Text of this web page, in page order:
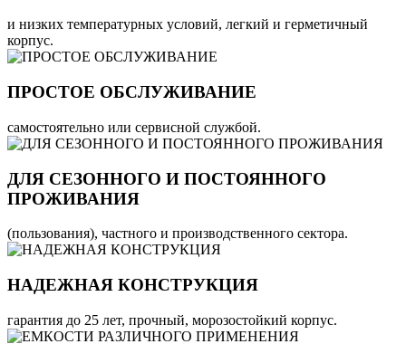
и низких температурных условий, легкий и герметичный
корпус.
ПРОСТОЕ ОБСЛУЖИВАНИЕ
самостоятельно или сервисной службой.
ДЛЯ СЕЗОННОГО И ПОСТОЯННОГО
ПРОЖИВАНИЯ
(пользования), частного и производственного сектора.
НАДЕЖНАЯ КОНСТРУКЦИЯ
гарантия до 25 лет, прочный, морозостойкий корпус.